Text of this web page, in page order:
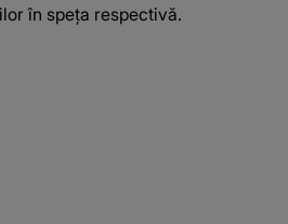
în speța respectivă.